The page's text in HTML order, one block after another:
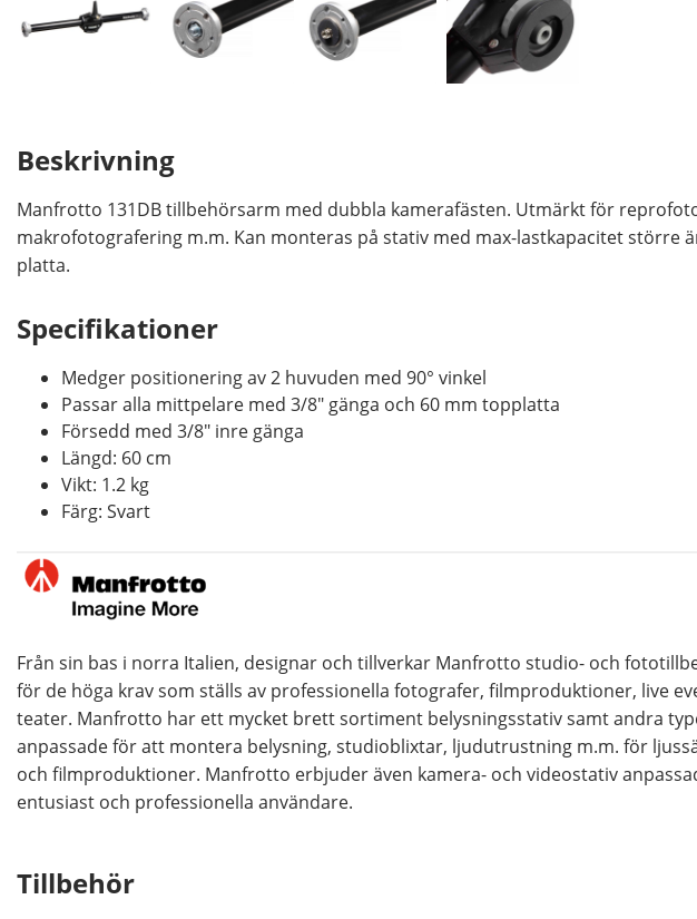
Beskrivning
Manfrotto 131DB tillbehörsarm med dubbla kamerafästen. Utmärkt för
makrofotografering m.m. Kan monteras på stativ med max-lastkapacitet större
platta.
Specifikationer
Medger positionering av 2 huvuden med 90° vinkel
Passar alla mittpelare med 3/8" gänga och 60 mm topplatta
Försedd med 3/8" inre gänga
Längd: 60 cm
Vikt: 1.2 kg
Färg: Svart
Från sin bas i norra Italien, designar och tillverkar Manfrotto studio- och
för de höga krav som ställs av professionella fotografer, filmproduktioner, live
teater. Manfrotto har ett mycket brett sortiment belysningsstativ samt andra
anpassade för att montera belysning, studioblixtar, ljudutrustning m.m. för
och filmproduktioner. Manfrotto erbjuder även kamera- och videostativ
entusiast och professionella användare.
Tillbehör